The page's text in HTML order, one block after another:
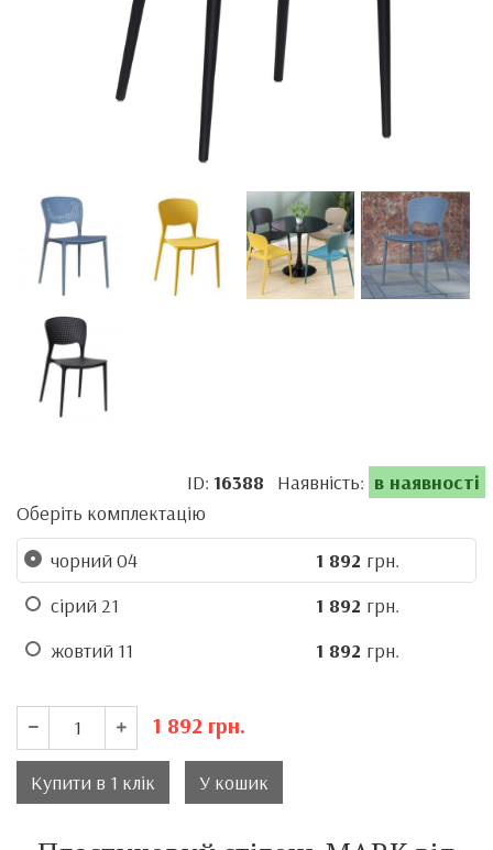
ID: 16388 Наявність: в наявності
Оберіть комплектацію
чорний 04
1 892 грн.
сірий 21
1 892 грн.
жовтий 11
1 892 грн.
1 892 грн.
Купити в 1 клік У кошик